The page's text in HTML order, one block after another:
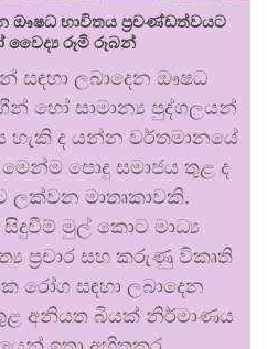
ඖෂධ භාවිතය ප්‍රචණ්ඩත්වයට
වෛද්‍ය රූමි රූබන්
සඳහා ලබාදෙන ඖෂධ
හෝ සාමාන්‍ය පුද්ගලයන්
හැකි ද යන්න වර්තමානයේ
පොදු සමාජය තුළ ද
මාතෘකාවකි.
මුල් කොට මාධ්‍ය
ප්‍රචාර සහ කරුණු විකෘති
රෝග සඳහා ලබාදෙන
අනියත බියක් නිර්මාණය